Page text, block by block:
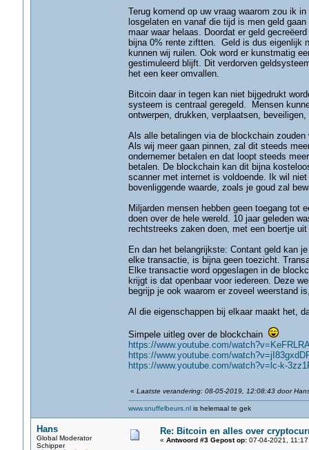
Terug komend op uw vraag waarom zou ik
losgelaten en vanaf die tijd is men geld
maar waar helaas. Doordat er geld
bijna 0% rente ziftten. Geld is dus eigenlijk
kunnen wij ruilen. Ook word er kunstmatig
gestimuleerd blijft. Dit verdorven
het een keer omvallen.
Bitcoin daar in tegen kan niet bijgedrukt
systeem is centraal geregeld. Mensen
ontwerpen, drukken, verplaatsen,
Als alle betalingen via de blockchain
Als wij meer gaan pinnen, zal dit steeds
ondernemer betalen en dat loopt steeds
betalen. De blockchain kan dit bijna
scanner met internet is voldoende. Ik wil
bovenliggende waarde, zoals je goud zal
Miljarden mensen hebben geen toegang tot
doen over de hele wereld. 10 jaar geleden
rechtstreeks zaken doen, met een boertje uit
En dan het belangrijkste: Contant geld kan
elke transactie, is bijna geen toezicht.
Elke transactie word opgeslagen in de
krijgt is dat openbaar voor iedereen. Deze
begrijp je ook waarom er zoveel
Al die eigenschappen bij elkaar maakt het,
Simpele uitleg over de blockchain
https://www.youtube.com/
https://www.youtube.com/
https://www.youtube.com/watch?v=lc-k-
« Laatste verandering: 08-05-2019, 12:08:43 door
www.snuffelbeurs.nlis helemaal te gek
Hans
Global Moderator
Schipper
Re: Bitcoin en alles over
« Antwoord #3 Gepost op:07-04-2021,